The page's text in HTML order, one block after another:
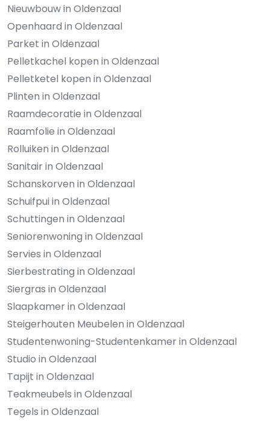
Nieuwbouw in Oldenzaal
Openhaard in Oldenzaal
Parket in Oldenzaal
Pelletkachel kopen in Oldenzaal
Pelletketel kopen in Oldenzaal
Plinten in Oldenzaal
Raamdecoratie in Oldenzaal
Raamfolie in Oldenzaal
Rolluiken in Oldenzaal
Sanitair in Oldenzaal
Schanskorven in Oldenzaal
Schuifpui in Oldenzaal
Schuttingen in Oldenzaal
Seniorenwoning in Oldenzaal
Servies in Oldenzaal
Sierbestrating in Oldenzaal
Siergras in Oldenzaal
Slaapkamer in Oldenzaal
Steigerhouten Meubelen in Oldenzaal
Studentenwoning-Studentenkamer in Oldenzaal
Studio in Oldenzaal
Tapijt in Oldenzaal
Teakmeubels in Oldenzaal
Tegels in Oldenzaal